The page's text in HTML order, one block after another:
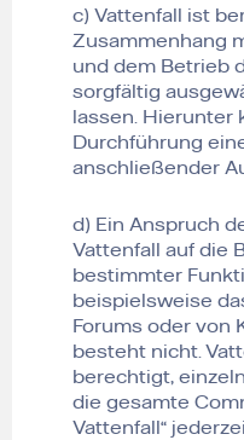
c) Vattenfall ist
Zusammenhang
und dem Betrieb
sorgfältig
lassen. Hierunter
Durchführung
anschließender
d) Ein Anspruch
Vattenfall auf die
bestimmter
beispielsweise
Forums oder von
besteht nicht.
berechtigt,
die gesamte
Vattenfall“